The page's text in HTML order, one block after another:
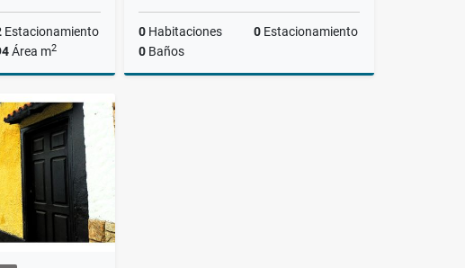
Estacionamiento
Área m2
Alquiler
0 Habitaciones 0 Estacionamiento
0 Baños